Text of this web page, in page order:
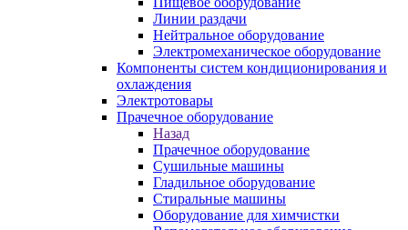
Линии раздачи
Нейтральное оборудование
Электромеханическое оборудование
Компоненты систем кондиционирования и
охлаждения
Электротовары
Прачечное оборудование
Назад
Прачечное оборудование
Сушильные машины
Гладильное оборудование
Стиральные машины
Оборудование для химчистки